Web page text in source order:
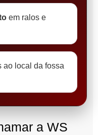
em ralos e
ao local da fossa
a WS